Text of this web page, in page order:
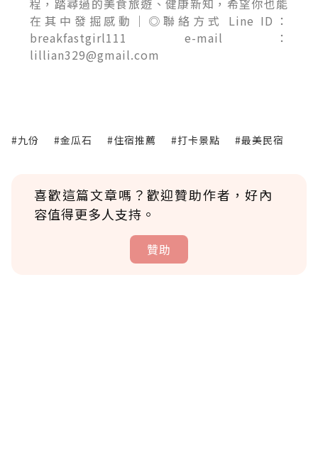
程，踏尋過的美食旅遊、健康新知，希望你也能
在其中發掘感動｜◎聯絡方式 Line ID：
breakfastgirl111 e-mail：
lillian329@gmail.com
#九份 #金瓜石 #住宿推薦 #打卡景點 #最美民宿
喜歡這篇文章嗎？歡迎贊助作者，好內
容值得更多人支持。
贊助